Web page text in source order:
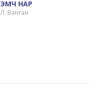
ЭМЧ НАР
Л. Ванган